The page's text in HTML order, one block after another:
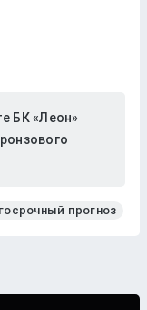
БК «Леон»
прогноз